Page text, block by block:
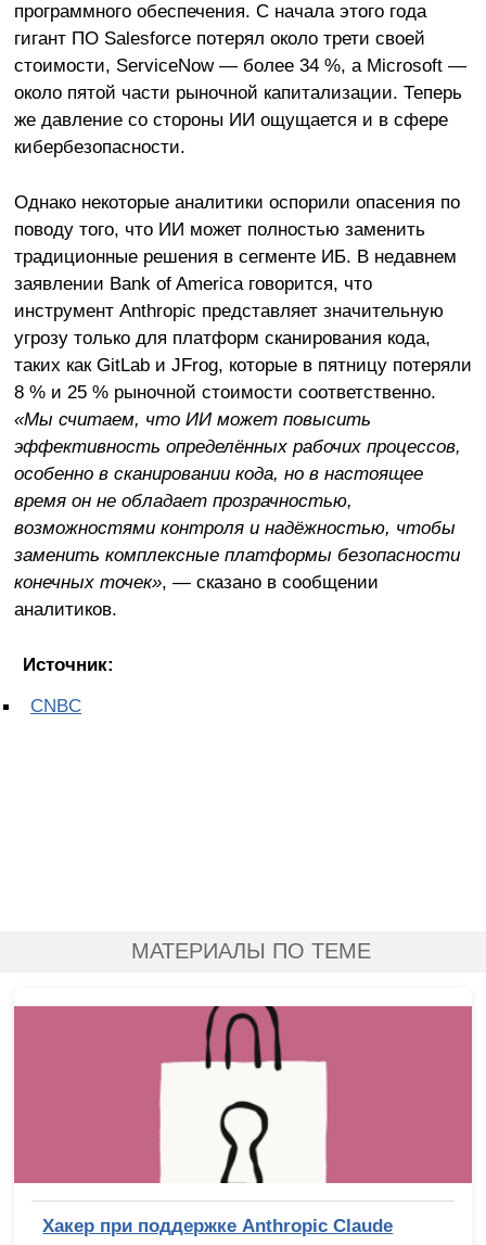
программного обеспечения. С начала этого года
гигант ПО Salesforce потерял около трети своей
стоимости, ServiceNow — более 34 %, а Microsoft —
около пятой части рыночной капитализации. Теперь
же давление со стороны ИИ ощущается и в сфере
кибербезопасности.
Однако некоторые аналитики оспорили опасения по
поводу того, что ИИ может полностью заменить
традиционные решения в сегменте ИБ. В недавнем
заявлении Bank of America говорится, что
инструмент Anthropic представляет значительную
угрозу только для платформ сканирования кода,
таких как GitLab и JFrog, которые в пятницу потеряли
8 % и 25 % рыночной стоимости соответственно.
«Мы считаем, что ИИ может повысить
эффективность определённых рабочих процессов,
особенно в сканировании кода, но в настоящее
время он не обладает прозрачностью,
возможностями контроля и надёжностью, чтобы
заменить комплексные платформы безопасности
конечных точек», — сказано в сообщении
аналитиков.
Источник:
CNBC
МАТЕРИАЛЫ ПО ТЕМЕ
Хакер при поддержке Anthropic Claude